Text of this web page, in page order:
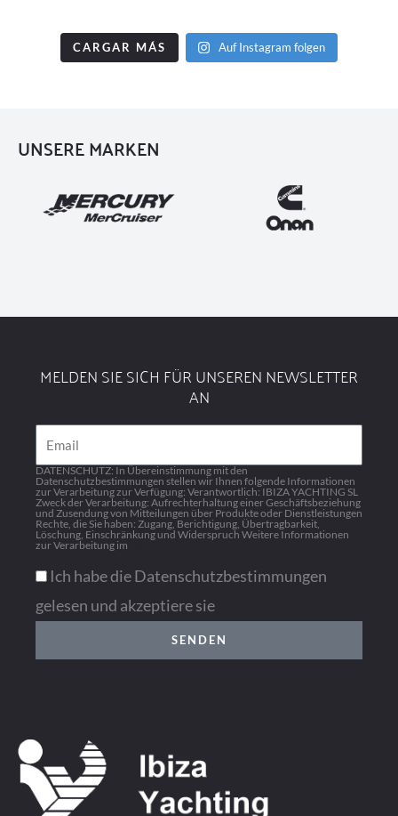
CARGAR MÁS Auf Instagram folgen
UNSERE MARKEN
MELDEN SIE SICH FÜR UNSEREN NEWSLETTER
AN
Email
DATENSCHUTZ: In Übereinstimmung mit den
Datenschutzbestimmungen stellen wir Ihnen folgende Informationen
zur Verarbeitung zur Verfügung: Verantwortlich: IBIZA YACHTING SL
Zweck der Verarbeitung: Aufrechterhaltung einer Geschäftsbeziehung
und Zusendung von Mitteilungen über Produkte oder Dienstleistungen
Rechte, die Sie haben: Zugang, Berichtigung, Übertragbarkeit,
Löschung, Einschränkung und Widerspruch Weitere Informationen
zur Verarbeitung im
Ich habe die Datenschutzbestimmungen
gelesen und akzeptiere sie
SENDEN